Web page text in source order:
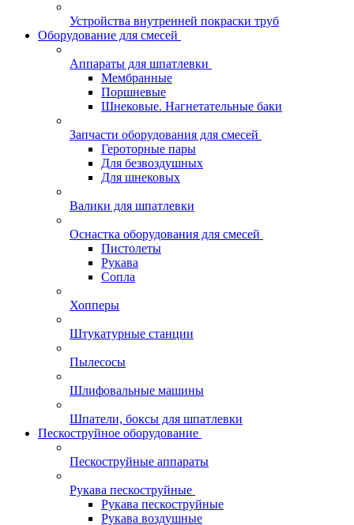
Устройства внутренней покраски труб
Оборудование для смесей
Аппараты для шпатлевки
Мембранные
Поршневые
Шнековые. Нагнетательные баки
Запчасти оборудования для смесей
Героторные пары
Для безвоздушных
Для шнековых
Валики для шпатлевки
Оснастка оборудования для смесей
Пистолеты
Рукава
Сопла
Хопперы
Штукатурные станции
Пылесосы
Шлифовальные машины
Шпатели, боксы для шпатлевки
Пескоструйное оборудование
Пескоструйные аппараты
Рукава пескоструйные
Рукава пескоструйные
Рукава воздушные